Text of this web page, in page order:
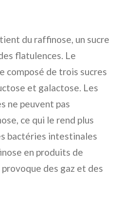
du raffinose, un sucre
flatulences. Le
composé de trois sucres
et galactose. Les
ne peuvent pas
ce qui le rend plus
bactéries intestinales
en produits de
des gaz et des